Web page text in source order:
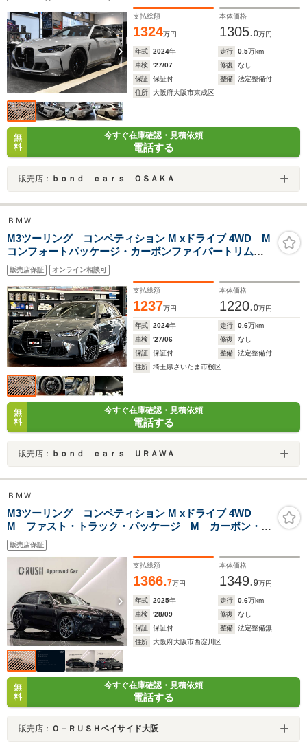
支払総額
1324万円
本体価格
1305.0万円
年式 2024年 走行 0.5万km
車検
'27/07 修復
なし
保証
保証付 整備
法定整備付
住所
大阪府大阪市東成区
無
料
今すぐ在庫確認・見積依頼
電話する
販売店： ｂｏｎｄ ｃａｒｓ ＯＳＡＫＡ
ＢＭＷ
M3ツーリング コンペティション M xドライブ 4WD M
コンフォートパッケージ・カーボンファイバートリム・M
Driveプロフェッショナル・パーキングアシストプラス・
シートヒーター・ベンチレーション・フルレザーメリノ
ブラック・ドラレコ
販売店保証 オンライン相談可
支払総額
1237万円
本体価格
1220.0万円
年式 2024年 走行 0.6万km
車検
'27/06 修復
なし
保証
保証付 整備
法定整備付
住所
埼玉県さいたま市桜区
無
料
今すぐ在庫確認・見積依頼
電話する
販売店： ｂｏｎｄ ｃａｒｓ ＵＲＡＷＡ
ＢＭＷ
M3ツーリング コンペティション M xドライブ 4WD
M ファスト・トラック・パッケージ M カーボン・バ
ケット・シート M カーボン・ファイバー・トリム
M Driveプロフェッショナル レザー・メリノ(キャラ
ミ・オレンジ) ステアリングホイールヒーティング
販売店保証
支払総額
1366.7万円
本体価格
1349.9万円
年式 2025年 走行 0.6万km
車検
'28/09 修復
なし
保証
保証付 整備
法定整備無
住所
大阪府大阪市西淀川区
無
料
今すぐ在庫確認・見積依頼
電話する
販売店： Ｏ－ＲＵＳＨベイサイド大阪